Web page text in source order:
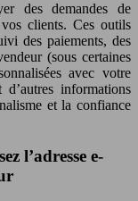
des demandes de
clients. Ces outils
des paiements, des
(sous certaines
avec votre
informations
et la confiance
l’adresse e-